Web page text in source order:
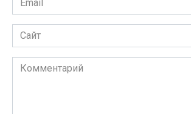
*
Сайт
Комментарий